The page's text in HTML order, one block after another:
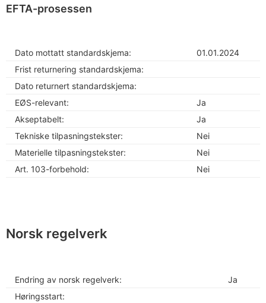
EFTA-prosessen
Dato mottatt standardskjema:
01.01.2024
Frist returnering standardskjema:
Dato returnert standardskjema:
EØS-relevant:
Ja
Akseptabelt:
Ja
Tekniske tilpasningstekster:
Nei
Materielle tilpasningstekster:
Nei
Art. 103-forbehold:
Nei
Norsk regelverk
Endring av norsk regelverk:
Ja
Høringsstart: